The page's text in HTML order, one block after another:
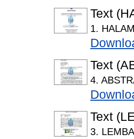
Text
1.
Text
4.
Text
3.